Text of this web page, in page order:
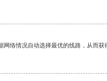
络情况自动选择最优的线路，从而获